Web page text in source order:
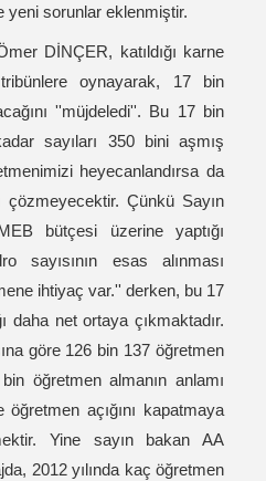
yeni sorunlar eklenmiştir.
DİNÇER, katıldığı karne
oynayarak, 17 bin
''müjdeledi''. Bu 17 bin
sayıları 350 bini aşmış
heyecanlandırsa da
çözmeyecektir. Çünkü Sayın
bütçesi üzerine yaptığı
sayısının esas alınması
ihtiyaç var.'' derken, bu 17
daha net ortaya çıkmaktadır.
göre 126 bin 137 öğretmen
öğretmen almanın anlamı
açığını kapatmaya
Yine sayın bakan AA
2012 yılında kaç öğretmen